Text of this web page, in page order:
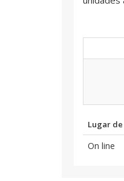
Lugar
On line